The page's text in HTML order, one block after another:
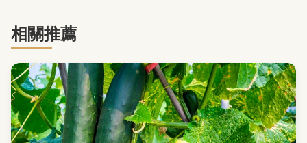
相關推薦